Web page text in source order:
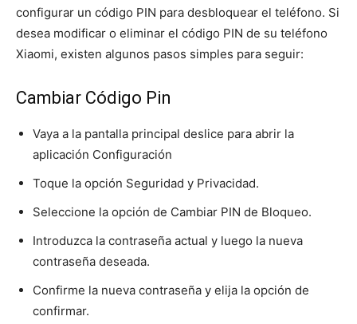
configurar un código PIN para desbloquear el teléfono. Si
desea modificar o eliminar el código PIN de su teléfono
Xiaomi, existen algunos pasos simples para seguir:
Cambiar Código Pin
Vaya a la pantalla principal deslice para abrir la
aplicación Configuración
Toque la opción Seguridad y Privacidad.
Seleccione la opción de Cambiar PIN de Bloqueo.
Introduzca la contraseña actual y luego la nueva
contraseña deseada.
Confirme la nueva contraseña y elija la opción de
confirmar.